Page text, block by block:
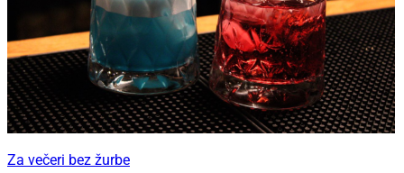
Za večeri bez žurbe